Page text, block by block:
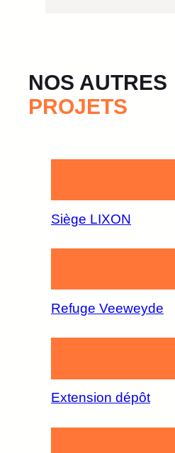
NOS AUTRES
PROJETS
Siège LIXON
Refuge Veeweyde
Extension dépôt